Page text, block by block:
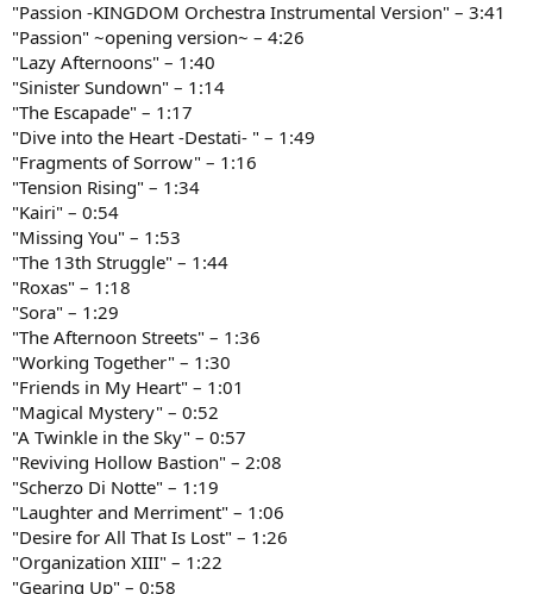
"Passion -KINGDOM Orchestra Instrumental Version" – 3:41
"Passion" ~opening version~ – 4:26
"Lazy Afternoons" – 1:40
"Sinister Sundown" – 1:14
"The Escapade" – 1:17
"Dive into the Heart -Destati- " – 1:49
"Fragments of Sorrow" – 1:16
"Tension Rising" – 1:34
"Kairi" – 0:54
"Missing You" – 1:53
"The 13th Struggle" – 1:44
"Roxas" – 1:18
"Sora" – 1:29
"The Afternoon Streets" – 1:36
"Working Together" – 1:30
"Friends in My Heart" – 1:01
"Magical Mystery" – 0:52
"A Twinkle in the Sky" – 0:57
"Reviving Hollow Bastion" – 2:08
"Scherzo Di Notte" – 1:19
"Laughter and Merriment" – 1:06
"Desire for All That Is Lost" – 1:26
"Organization XIII" – 1:22
"Gearing Up" – 0:58